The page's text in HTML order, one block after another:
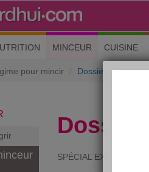
MINCEUR CUISINE
pour mincir Dossiers
SPÉCIAL EXERCICES